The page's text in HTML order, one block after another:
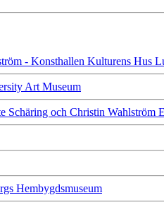
- Konsthallen Kulturens Hus
Art Museum
Schäring och Christin Wahlström
Hembygdsmuseum